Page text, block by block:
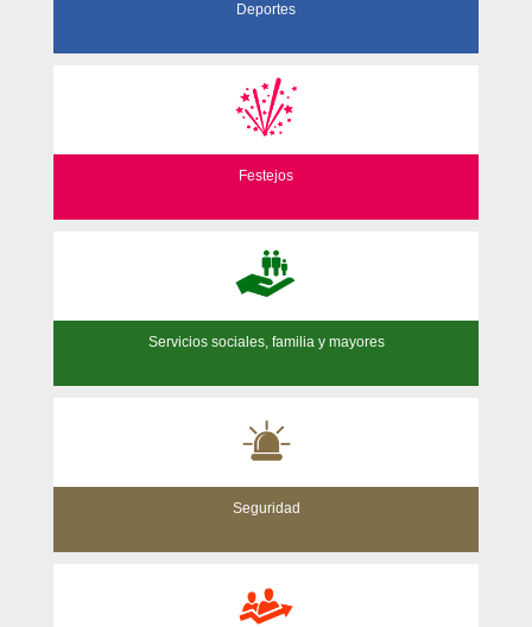
Deportes
Festejos
Servicios sociales, familia y mayores
Seguridad